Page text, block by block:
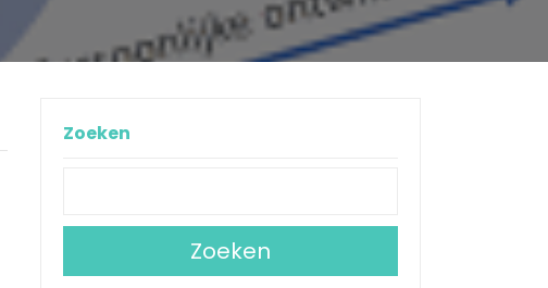
Zoeken
Zoeken